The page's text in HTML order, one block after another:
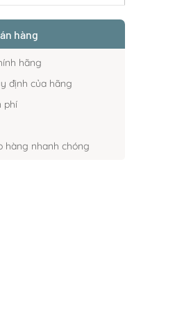
hàng
hãng
định của hãng
phí
hàng nhanh chóng